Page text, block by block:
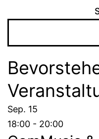
Sep. 15
18:00 - 20:00